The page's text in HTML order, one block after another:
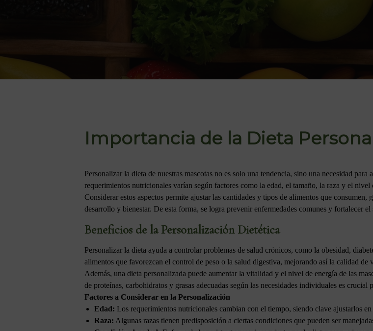
Importancia de la Dieta
Personalizar la dieta de nuestras mascotas no es solo una tendencia, sino una necesidad
requerimientos nutricionales varían según factores como la edad, el tamaño, la raza y el
Considerar estos aspectos permite ajustar las cantidades y tipos de alimentos que consumen,
desarrollo y bienestar. De esta forma, se logra prevenir enfermedades comunes y fortalecer
Beneficios de la Personalización Dietética
Personalizar la dieta ayuda a controlar problemas de salud crónicos, como la obesidad,
alimentos que favorezcan el control de peso o la salud digestiva, mejorando así la calidad de
Además, una dieta personalizada puede aumentar la vitalidad y el nivel de energía de las
de proteínas, carbohidratos y grasas adecuadas según las necesidades individuales es crucial
Factores a Considerar en la Personalización
Edad: Los requerimientos nutricionales cambian con el tiempo, siendo clave ajustarlos en
Raza: Algunas razas tienen predisposición a ciertas condiciones que pueden ser